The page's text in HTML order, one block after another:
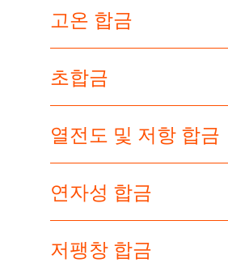
고온 합금
초합금
열전도 및 저항 합금
연자성 합금
저팽창 합금